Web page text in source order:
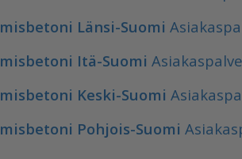
Länsi-Suomi
Itä-Suomi
Keski-Suomi
Pohjois-Suomi